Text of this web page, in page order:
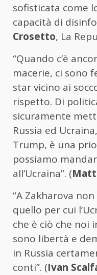
sofisticata come
capacità di
Crosetto, La
“Quando c’è
macerie, ci sono
star vicino ai
rispetto. Di
sicuramente
Russia ed
Trump, è una
possiamo
all’Ucraina”. (
“A Zakharova
quello per cui
che è ciò che noi
sono libertà e
in Russia
conti”. (Ivan